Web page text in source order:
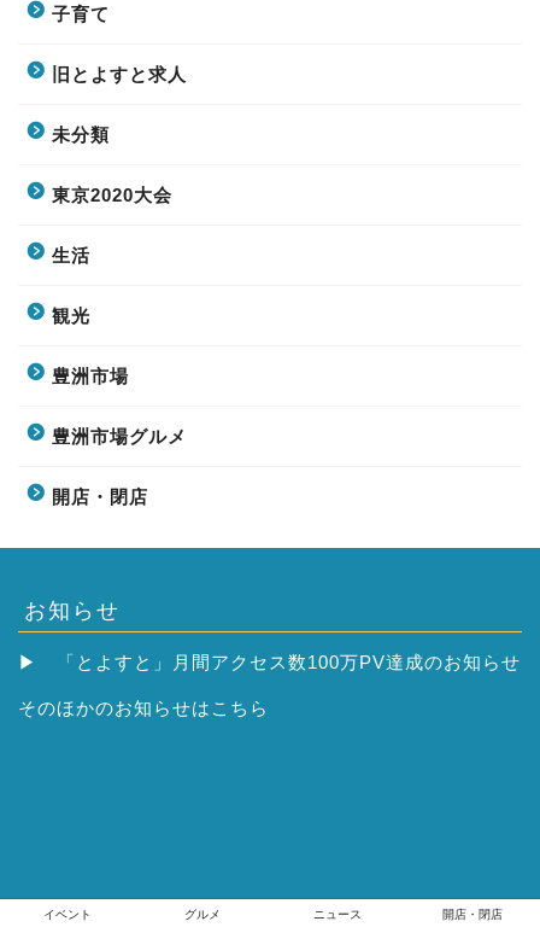
子育て
旧とよすと求人
未分類
東京2020大会
生活
観光
豊洲市場
豊洲市場グルメ
開店・閉店
お知らせ
▶ 「とよすと」月間アクセス数100万PV達成のお知らせ
そのほかのお知らせはこちら
イベント グルメ ニュース 開店・閉店